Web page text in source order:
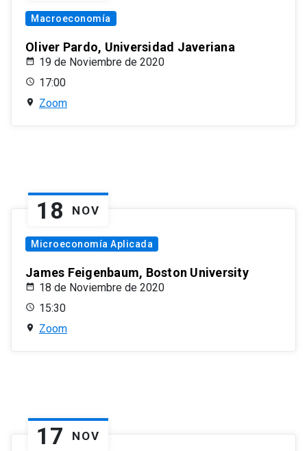
Macroeconomía
Oliver Pardo, Universidad Javeriana
19 de Noviembre de 2020
17:00
Zoom
18 NOV
Microeconomía Aplicada
James Feigenbaum, Boston University
18 de Noviembre de 2020
15:30
Zoom
17 NOV